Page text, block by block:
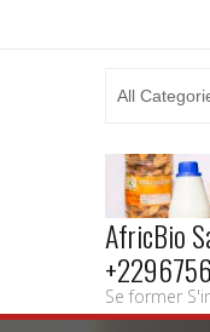
AfricBio
Se former